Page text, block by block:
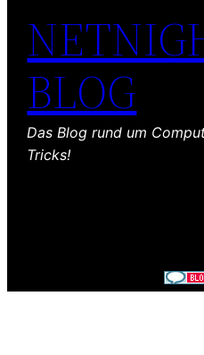
BLOG
Das Blog rund um
Tricks!